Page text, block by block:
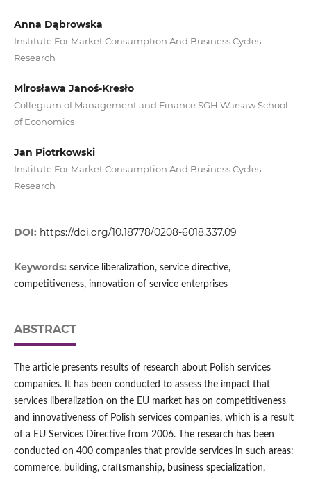
Anna Dąbrowska
Institute For Market Consumption And Business Cycles
Research
Mirosława Janoś-Kresło
Collegium of Management and Finance SGH Warsaw School
of Economics
Jan Piotrkowski
Institute For Market Consumption And Business Cycles
Research
DOI: https://doi.org/10.18778/0208-6018.337.09
Keywords: service liberalization, service directive,
competitiveness, innovation of service enterprises
ABSTRACT
The article presents results of research about Polish services
companies. It has been conducted to assess the impact that
services liberalization on the EU market has on competitiveness
and innovativeness of Polish services companies, which is a result
of a EU Services Directive from 2006. The research has been
conducted on 400 companies that provide services in such areas:
commerce, building, craftsmanship, business specialization,